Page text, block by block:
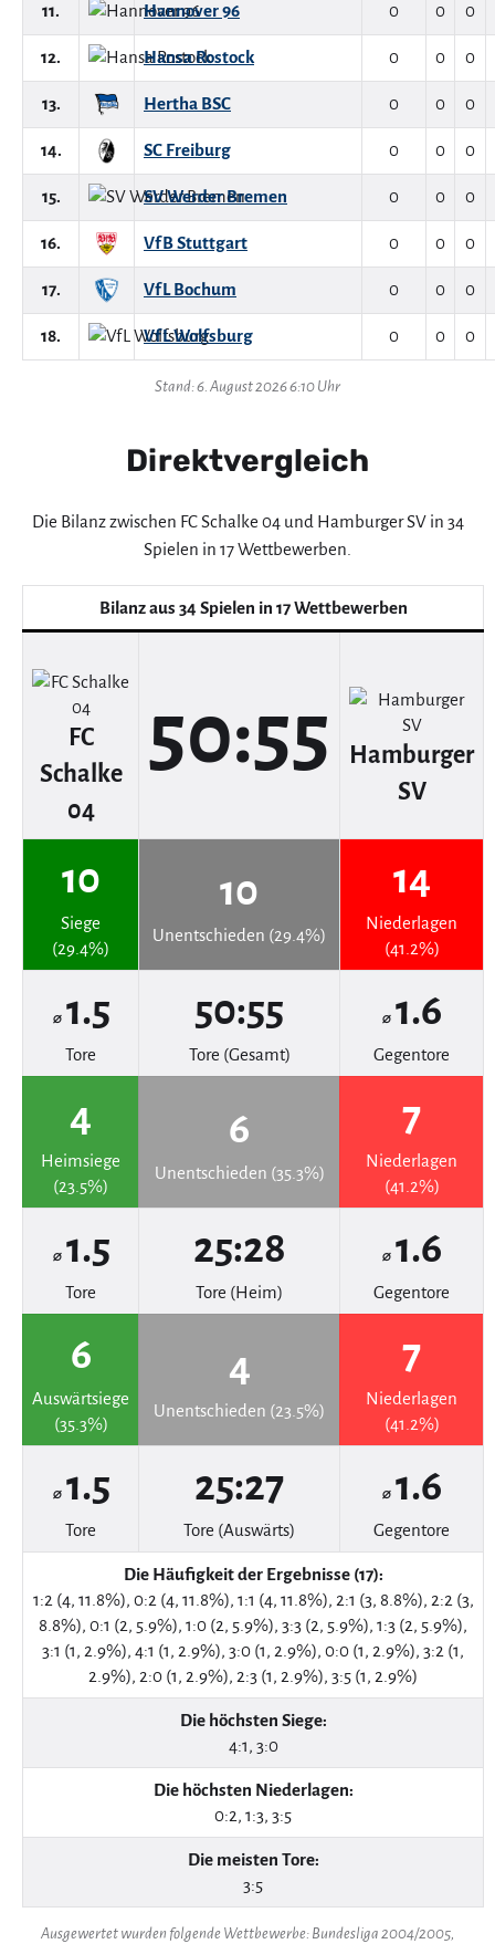
11. Hannover 96 0 0 0
12. Hansa Rostock 0 0 0
13. Hertha BSC 0 0 0
14. SC Freiburg 0 0 0
15. SV Werder Bremen 0 0 0
16. VfB Stuttgart 0 0 0
17. VfL Bochum 0 0 0
18. VfL Wolfsburg 0 0 0
Stand: 6. August 2026 6:10 Uhr
Direktvergleich
Die Bilanz zwischen FC Schalke 04 und Hamburger SV in 34
Spielen in 17 Wettbewerben.
Bilanz aus 34 Spielen in 17 Wettbewerben
FC
Schalke
04
50:55
Hamburger
SV
10
Siege
(29.4%)
10
Unentschieden (29.4%)
14
Niederlagen
(41.2%)
⌀ 1.5
Tore
50:55
Tore (Gesamt)
⌀ 1.6
Gegentore
4
Heimsiege
(23.5%)
6
Unentschieden (35.3%)
7
Niederlagen
(41.2%)
⌀ 1.5
Tore
25:28
Tore (Heim)
⌀ 1.6
Gegentore
6
Auswärtsiege
(35.3%)
4
Unentschieden (23.5%)
7
Niederlagen
(41.2%)
⌀ 1.5
Tore
25:27
Tore (Auswärts)
⌀ 1.6
Gegentore
Die Häufigkeit der Ergebnisse (17):
1:2 (4, 11.8%), 0:2 (4, 11.8%), 1:1 (4, 11.8%), 2:1 (3, 8.8%), 2:2 (3,
8.8%), 0:1 (2, 5.9%), 1:0 (2, 5.9%), 3:3 (2, 5.9%), 1:3 (2, 5.9%),
3:1 (1, 2.9%), 4:1 (1, 2.9%), 3:0 (1, 2.9%), 0:0 (1, 2.9%), 3:2 (1,
2.9%), 2:0 (1, 2.9%), 2:3 (1, 2.9%), 3:5 (1, 2.9%)
Die höchsten Siege:
4:1, 3:0
Die höchsten Niederlagen:
0:2, 1:3, 3:5
Die meisten Tore:
3:5
Ausgewertet wurden folgende Wettbewerbe: Bundesliga 2004/2005,